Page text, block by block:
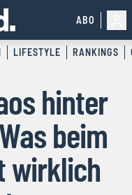
ABO
LIFESTYLE RANKINGS
hinter
beim
wirklich